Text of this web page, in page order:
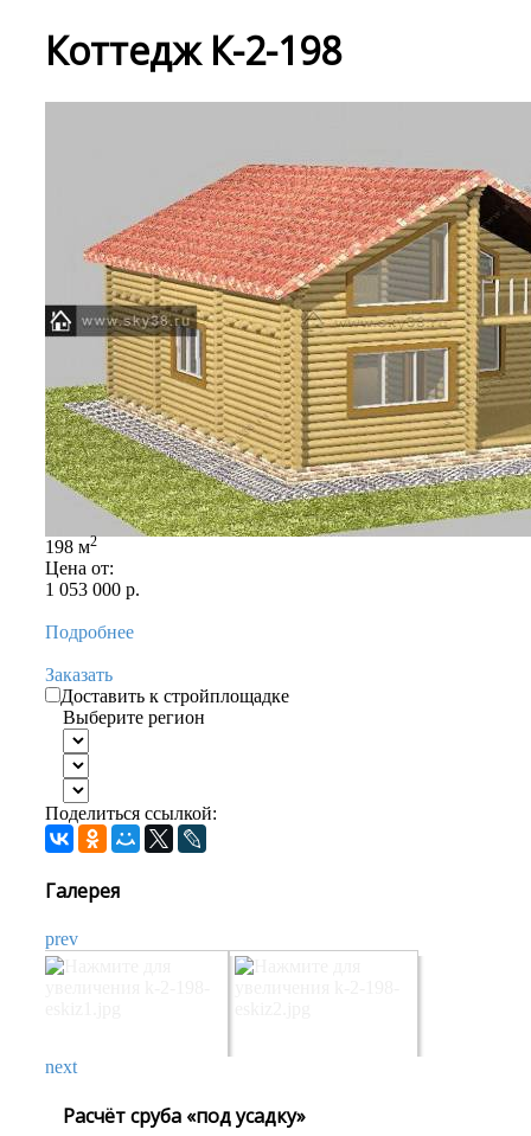
Коттедж К-2-198
198 м2
Цена от:
1 053 000 р.
Подробнее
Заказать
Доставить к стройплощадке
Выберите регион
Поделиться ссылкой:
Галерея
prev
next
Расчёт сруба «под усадку»